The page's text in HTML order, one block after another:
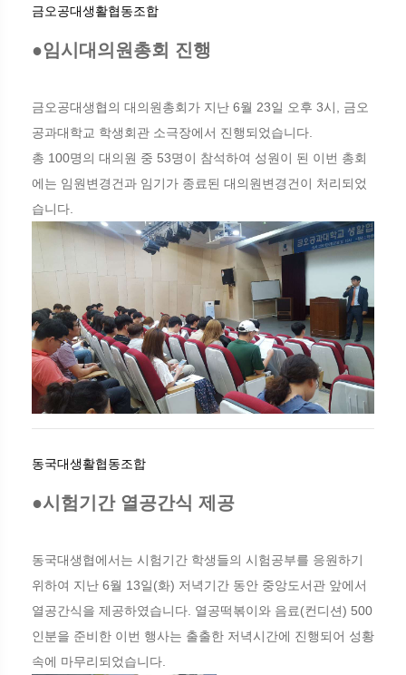
금오공대생활협동조합
●임시대의원총회 진행
금오공대생협의 대의원총회가 지난 6월 23일 오후 3시, 금오
공과대학교 학생회관 소극장에서 진행되었습니다.
총 100명의 대의원 중 53명이 참석하여 성원이 된 이번 총회
에는 임원변경건과 임기가 종료된 대의원변경건이 처리되었
습니다.
동국대생활협동조합
●시험기간 열공간식 제공
동국대생협에서는 시험기간 학생들의 시험공부를 응원하기
위하여 지난 6월 13일(화) 저녁기간 동안 중앙도서관 앞에서
열공간식을 제공하였습니다. 열공떡볶이와 음료(컨디션) 500
인분을 준비한 이번 행사는 출출한 저녁시간에 진행되어 성황
속에 마무리되었습니다.